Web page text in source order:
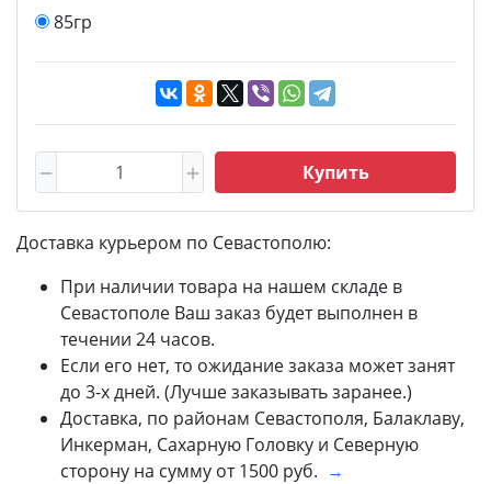
85гр
Купить
Доставка курьером по Севастополю:
При наличии товара на нашем складе в
Севастополе Ваш заказ будет выполнен в
течении 24 часов.
Если его нет, то ожидание заказа может занят
до 3-х дней. (Лучше заказывать заранее.)
Доставка, по районам Севастополя, Балаклаву,
Инкерман, Сахарную Головку и Северную
сторону на сумму от 1500 руб. →